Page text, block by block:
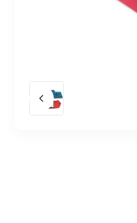
Diapositiva anterior